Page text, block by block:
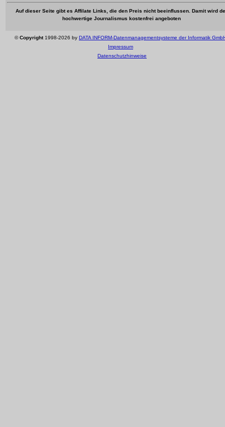
Auf dieser Seite gibt es Affilate Links, die den Preis nicht beeinflussen. Damit wird
hochwertige Journalismus kostenfrei angeboten
©Copyright1998-2026 by DATA INFORM-Datenmanagementsysteme der Informatik
Impressum
Datenschutzhinweise